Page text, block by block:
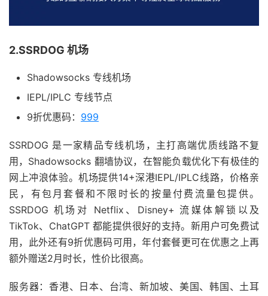
2.SSRDOG 机场
Shadowsocks 专线机场
IEPL/IPLC 专线节点
9折优惠码： 999
SSRDOG 是一家精品专线机场，主打高端优质线路不复
用，Shadowsocks 翻墙协议，在智能负载优化下有极佳的
网上冲浪体验。机场提供14+深港IEPL/IPLC线路，价格亲
民，有包月套餐和不限时长的按量付费流量包提供。
SSRDOG 机场对 Netflix、Disney+ 流媒体解锁以及
TikTok、ChatGPT 都能提供很好的支持。新用户可免费试
用，此外还有9折优惠码可用，年付套餐更可在优惠之上再
额外赠送2月时长，性价比很高。
服务器：香港、日本、台湾、新加坡、美国、韩国、土耳